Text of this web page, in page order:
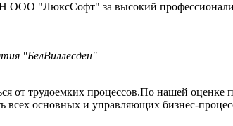
ООО "ЛюксСофт" за высокий
"БелВиллесден"
от трудоемких процессов.По нашей оценке
всех основных и управляющих бизнес-